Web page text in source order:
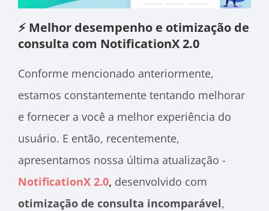
⚡ Melhor desempenho e otimização de
consulta com NotificationX 2.0
Conforme mencionado anteriormente,
estamos constantemente tentando melhorar
e fornecer a você a melhor experiência do
usuário. E então, recentemente,
apresentamos nossa última atualização -
NotificationX 2.0, desenvolvido com
otimização de consulta incomparável,